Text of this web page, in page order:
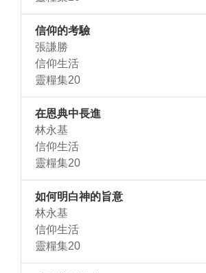
信仰的考驗
張謙勝
信仰生活
靈糧集20
在恩典中長進
林永基
信仰生活
靈糧集20
如何明白神的旨意
林永基
信仰生活
靈糧集20